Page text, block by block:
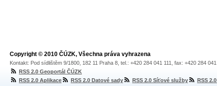
Copyright © 2010 ČÚZK, Všechna práva vyhrazena
Kontakt: Pod sídlištěm 9/1800, 182 11 Praha 8, tel.: +420 284 041 111, fax: +420 284
RSS 2.0 Geoportál ČÚZK
RSS 2.0 Aplikace
RSS 2.0 Datové sady RSS 2.0 Síťové služby RSS